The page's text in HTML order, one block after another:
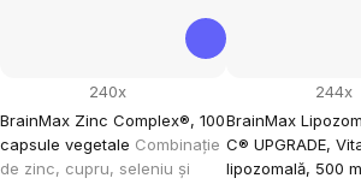
BrainMax Zinc Complex®, 100
capsule vegetale Combinație
de zinc, cupru, seleniu și
240x
BrainMax
C® UPGRADE,
lipozomală, 500
244x